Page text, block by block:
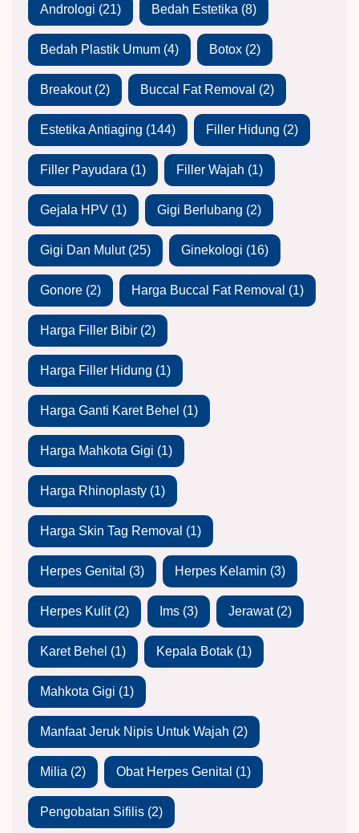
Andrologi (21) Bedah Estetika (8)
Bedah Plastik Umum (4) Botox (2)
Breakout(2) Buccal Fat Removal (2)
Estetika Antiaging (144) Filler Hidung (2)
Filler Payudara (1) Filler Wajah (1)
Gejala HPV (1) Gigi Berlubang (2)
Gigi Dan Mulut(25) Ginekologi (16)
Gonore (2) Harga Buccal Fat Removal (1)
Harga Filler Bibir (2)
Harga Filler Hidung (1)
Harga Ganti Karet Behel (1)
Harga Mahkota Gigi (1)
Harga Rhinoplasty (1)
Harga Skin Tag Removal (1)
Herpes Genital (3) Herpes Kelamin (3)
Herpes Kulit(2) Ims (3) Jerawat(2)
Karet Behel (1) Kepala Botak (1)
Mahkota Gigi (1)
Manfaat Jeruk Nipis Untuk Wajah (2)
Milia (2) Obat Herpes Genital (1)
Pengobatan Sifilis (2)